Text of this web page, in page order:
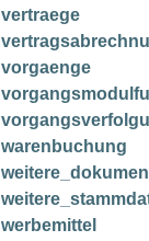
vertraege
vorgaenge
warenbuchung
werbemittel